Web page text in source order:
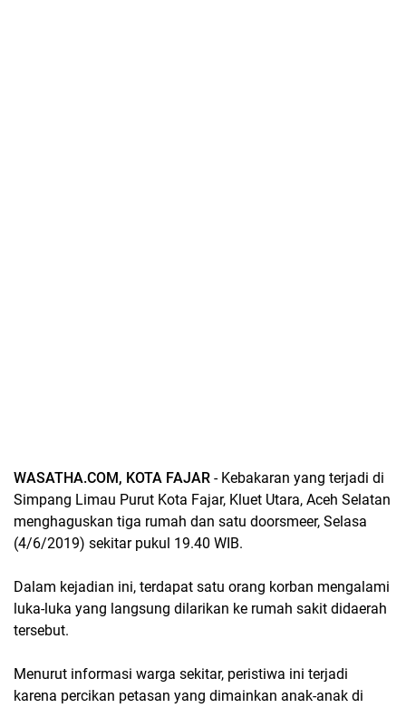
WASATHA.COM, KOTA FAJAR - Kebakaran yang terjadi di
Simpang Limau Purut Kota Fajar, Kluet Utara, Aceh Selatan
menghaguskan tiga rumah dan satu doorsmeer, Selasa
(4/6/2019) sekitar pukul 19.40 WIB.
Dalam kejadian ini, terdapat satu orang korban mengalami
luka-luka yang langsung dilarikan ke rumah sakit didaerah
tersebut.
Menurut informasi warga sekitar, peristiwa ini terjadi
karena percikan petasan yang dimainkan anak-anak di